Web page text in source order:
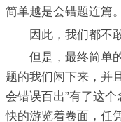
简单越是会错题连篇。
因此，我们都不敢
但是，最终简单的
题的我们闲下来，并
会错误百出”有了这
快的游览着卷面，任